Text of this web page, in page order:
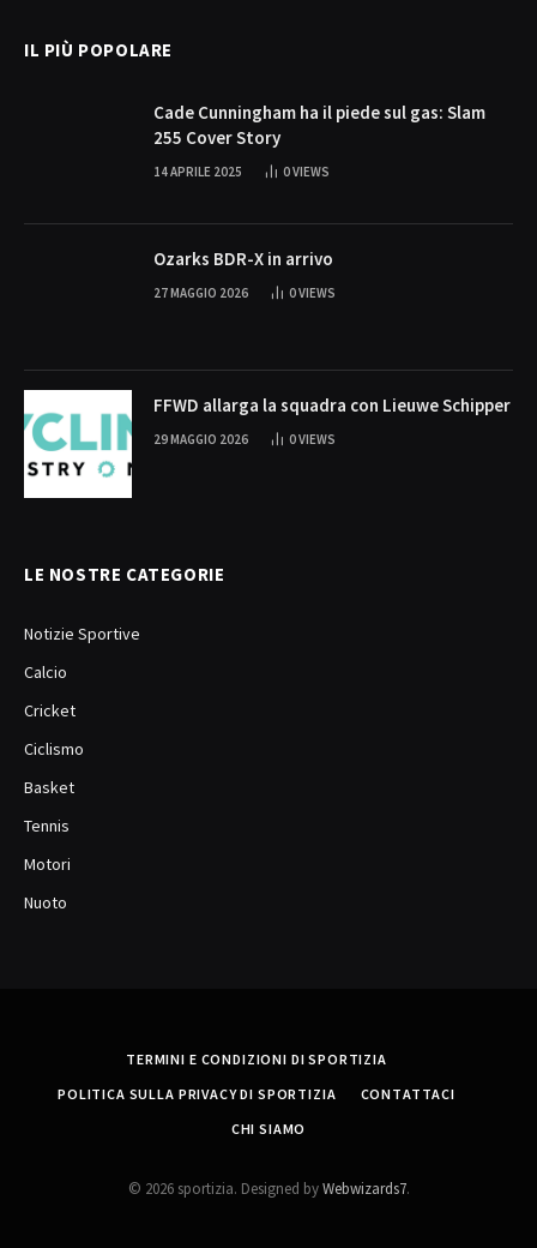
IL PIÙ POPOLARE
Cade Cunningham ha il piede sul gas: Slam
255 Cover Story
14 APRILE 2025 0VIEWS
Ozarks BDR-X in arrivo
27 MAGGIO 2026 0VIEWS
FFWD allarga la squadra con Lieuwe Schipper
29 MAGGIO 2026 0VIEWS
LE NOSTRE CATEGORIE
Notizie Sportive
Calcio
Cricket
Ciclismo
Basket
Tennis
Motori
Nuoto
TERMINI E CONDIZIONI DI SPORTIZIA
POLITICA SULLA PRIVACY DI SPORTIZIA
CONTATTACI
CHI SIAMO
© 2026 sportizia. Designed byWebwizards7.